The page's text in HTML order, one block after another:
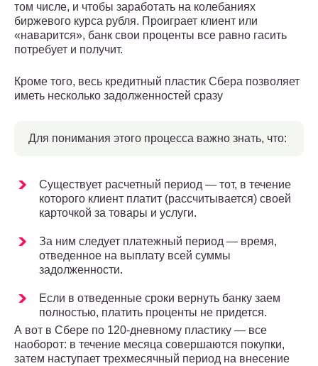
том числе, и чтобы заработать на колебаниях
биржевого курса рубля. Проиграет клиент или
«наварится», банк свои проценты все равно гасить
потребует и получит.
Кроме того, весь кредитный пластик Сбера позволяет
иметь несколько задолженностей сразу
Для понимания этого процесса важно знать, что:
Существует расчетный период — тот, в течение
которого клиент платит (рассчитывается) своей
карточкой за товары и услуги.
За ним следует платежный период — время,
отведенное на выплату всей суммы
задолженности.
Если в отведенные сроки вернуть банку заем
полностью, платить проценты не придется.
А вот в Сбере по 120-дневному пластику — все
наоборот: в течение месяца совершаются покупки,
затем наступает трехмесячный период на внесение